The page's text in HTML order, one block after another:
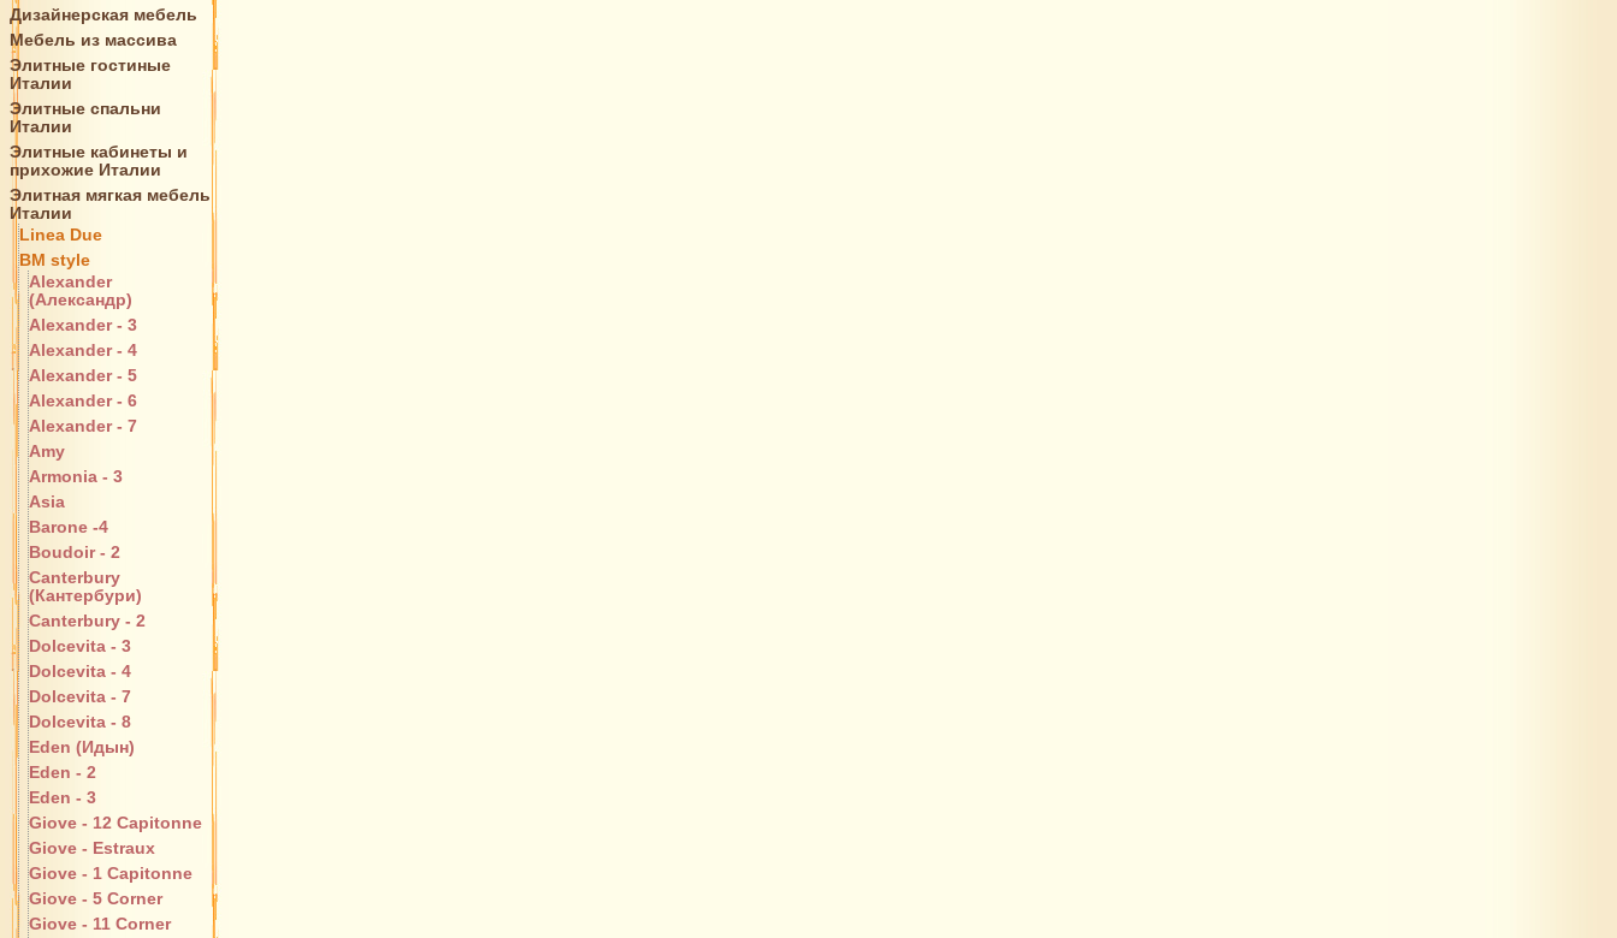
Дизайнерская мебель
Мебель из массива
Элитные гостиные
Италии
Элитные спальни
Италии
Элитные кабинеты и
прихожие Италии
Элитная мягкая мебель
Италии
Linea Due
BM style
Alexander
(Александр)
Alexander - 3
Alexander - 4
Alexander - 5
Alexander - 6
Alexander - 7
Amy
Armonia - 3
Asia
Barone -4
Boudoir - 2
Canterbury
(Кантербури)
Canterbury - 2
Dolcevita - 3
Dolcevita - 4
Dolcevita - 7
Dolcevita - 8
Eden (Идын)
Eden - 2
Eden - 3
Giove - 12 Capitonne
Giove - Estraux
Giove - 1 Capitonne
Giove - 5 Corner
Giove - 11 Corner